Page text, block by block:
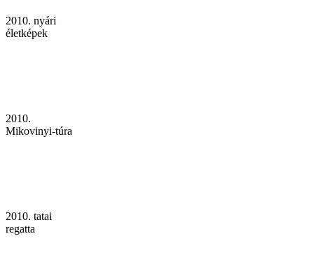
2010. nyári
életképek
2010.
Mikovinyi-túra
2010. tatai
regatta